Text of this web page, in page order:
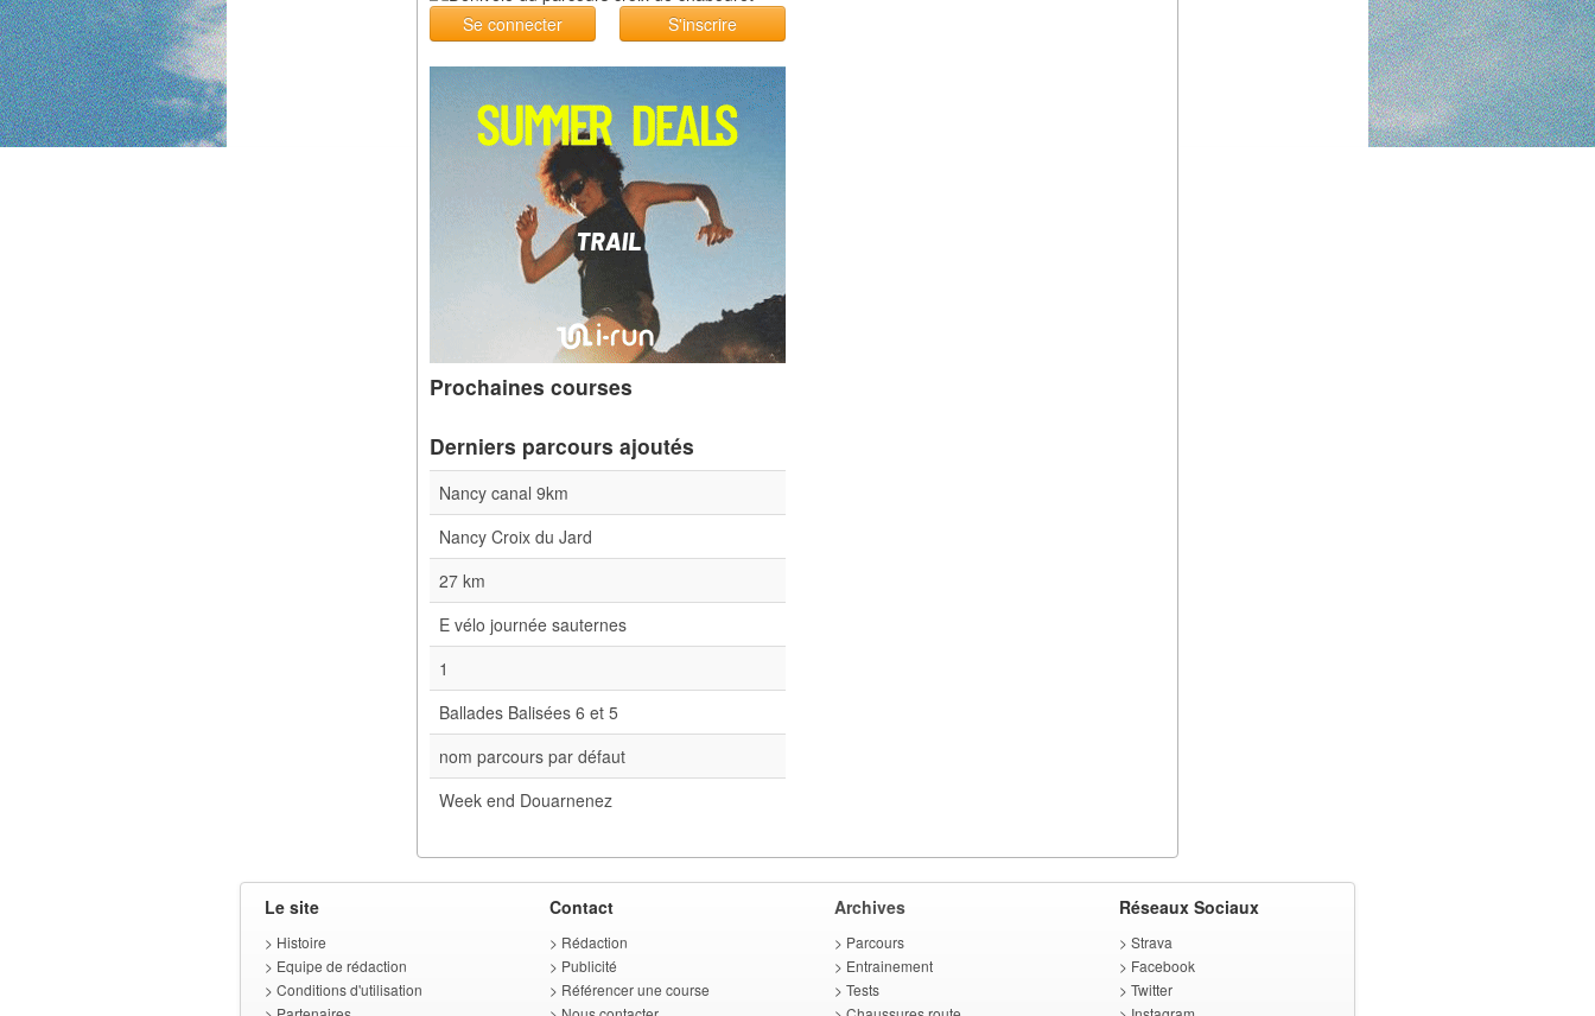
Se connecter S'inscrire
Prochaines courses
Derniers parcours ajoutés
Nancy canal 9km
Nancy Croix du Jard
27 km
E vélo journée sauternes
1
Ballades Balisées 6 et 5
nom parcours par défaut
Week end Douarnenez
Le site
> Histoire
> Equipe de rédaction
> Conditions d'utilisation
Contact
> Rédaction
> Publicité
> Référencer une course
Archives
> Parcours
> Entrainement
> Tests
Réseaux Sociaux
> Strava
> Facebook
> Twitter